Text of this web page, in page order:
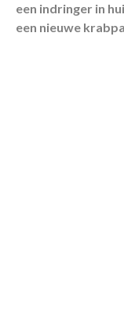
een indringer in
een nieuwe